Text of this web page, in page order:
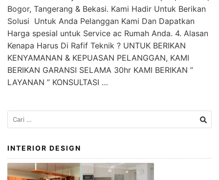
Bogor, Tangerang & Bekasi. Kami Hadir Untuk Berikan
Solusi Untuk Anda Pelanggan Kami Dan Dapatkan
Harga spesial untuk Service ac Rumah Anda. 4. Alasan
Kenapa Harus Di Rafif Teknik ? UNTUK BERIKAN
KENYAMANAN & KEPUASAN PELANGGAN, KAMI
BERIKAN GARANSI SELAMA 30hr KAMI BERIKAN ”
LAYANAN ” KONSULTASI …
Cari
untuk:
INTERIOR DESIGN